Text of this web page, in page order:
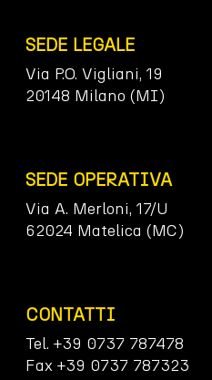
SEDE LEGALE
Via P.O. Vigliani, 19
20148 Milano (MI)
SEDE OPERATIVA
Via A. Merloni, 17/U
62024 Matelica (MC)
CONTATTI
Tel. +39 0737 787478
Fax +39 0737 787323